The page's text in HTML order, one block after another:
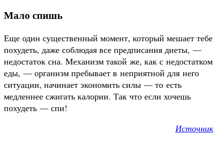
Мало спишь
Еще один существенный момент, который мешает тебе
похудеть, даже соблюдая все предписания диеты, —
недостаток сна. Механизм такой же, как с недостатком
еды, — организм пребывает в неприятной для него
ситуации, начинает экономить силы — то есть
медленнее сжигать калории. Так что если хочешь
похудеть — спи!
Источник